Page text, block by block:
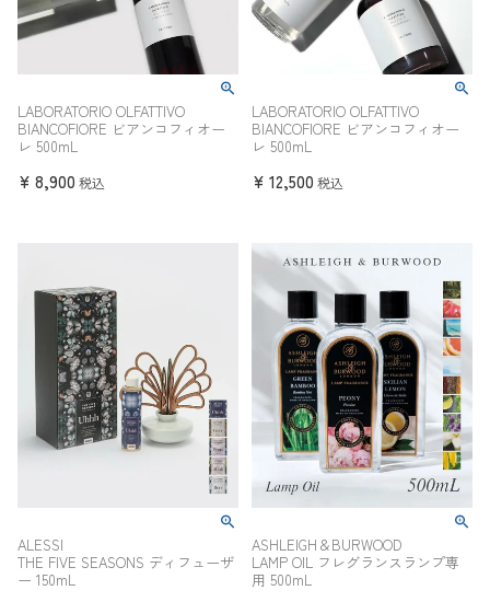
LABORATORIO OLFATTIVO
BIANCOFIORE ビアンコフィオー
レ 500mL
¥ 8,900 税込
LABORATORIO OLFATTIVO
BIANCOFIORE ビアンコフィオー
レ 500mL
¥ 12,500 税込
ALESSI
THE FIVE SEASONS ディフューザ
ー 150mL
ASHLEIGH＆BURWOOD
LAMP OIL フレグランスランプ専
用 500mL